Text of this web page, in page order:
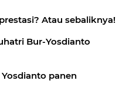
Atau sebaliknya!
Bur-Yosdianto
panen